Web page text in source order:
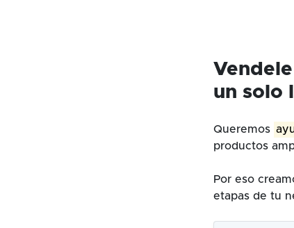
un solo
Queremos
productos
Por eso
etapas de tu